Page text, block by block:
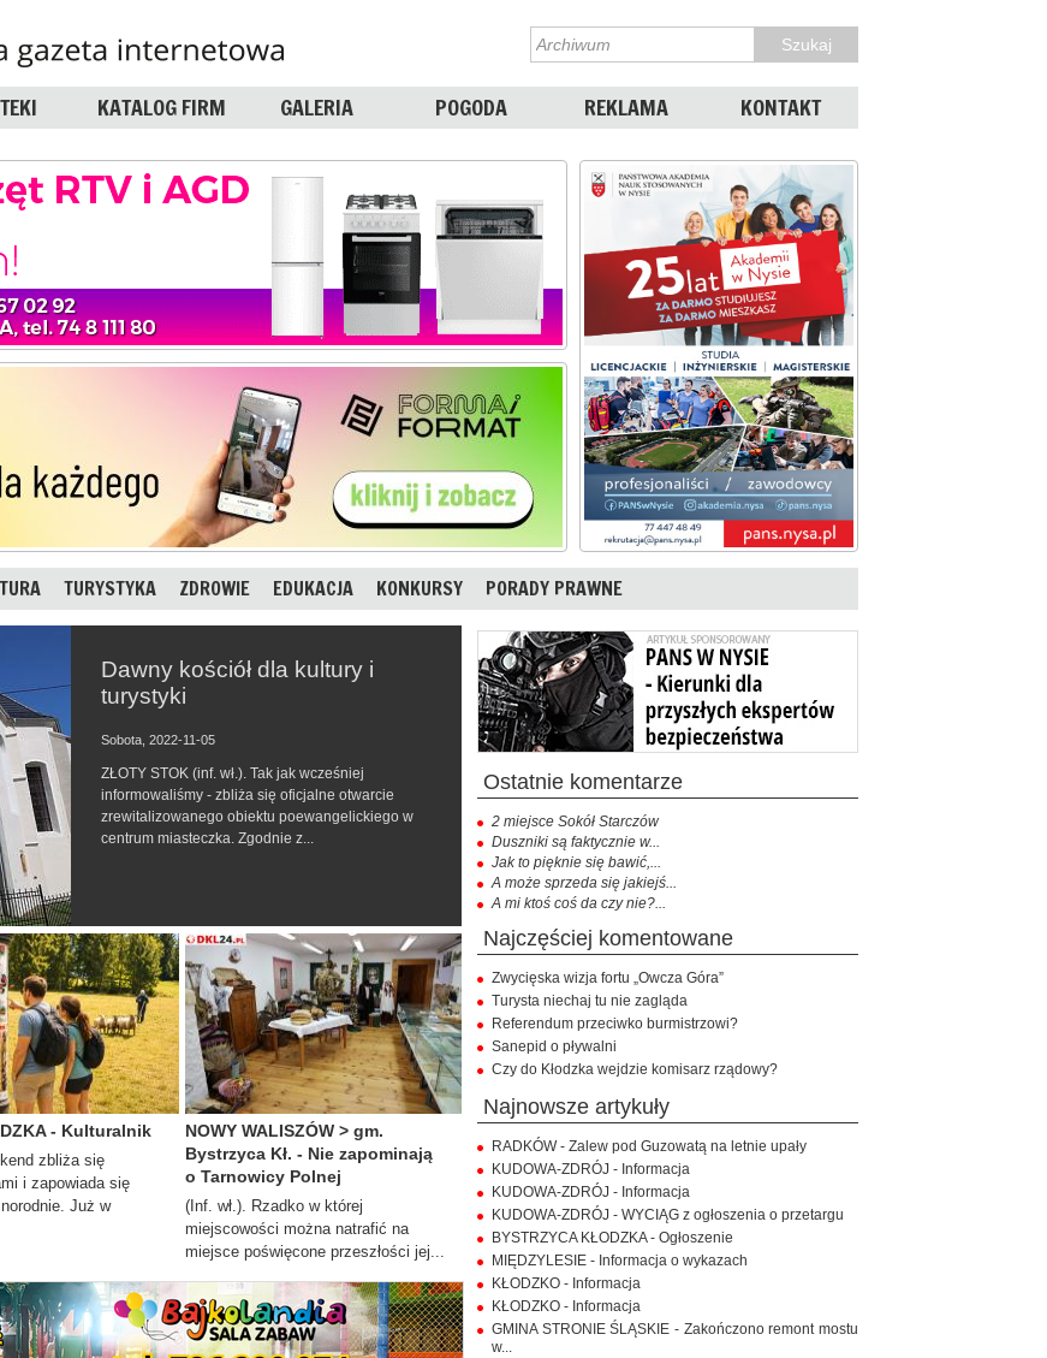
KATALOG FIRM GALERIA POGODA REKLAMA KONTAKT
TURYSTYKA ZDROWIE EDUKACJA KONKURSY PORADY PRAWNE
Dawny kościół dla kultury i
turystyki
Sobota, 2022-11-05
ZŁOTY STOK (inf. wł.). Tak jak wcześniej
informowaliśmy - zbliża się oficjalne otwarcie
zrewitalizowanego obiektu poewangelickiego w
centrum miasteczka. Zgodnie z...
- Kulturalnik
zbliża się
i zapowiada się
Już w
NOWY WALISZÓW > gm.
Bystrzyca Kł. - Nie zapominają
o Tarnowicy Polnej
(Inf. wł.). Rzadko w której
miejscowości można natrafić na
miejsce poświęcone przeszłości jej...
ostatnie komentarze
2 miejsce Sokół Starczów
Duszniki są faktycznie w...
Jak to pięknie się bawić,...
A może sprzeda się jakiejś...
A mi ktoś coś da czy nie?...
najczęściej komentowane
Zwycięska wizja fortu „Owcza Góra”
Turysta niechaj tu nie zagląda
Referendum przeciwko burmistrzowi?
Sanepid o pływalni
Czy do Kłodzka wejdzie komisarz rządowy?
najnowsze artykuły
RADKÓW - Zalew pod Guzowatą na letnie upały
KUDOWA-ZDRÓJ - Informacja
KUDOWA-ZDRÓJ - Informacja
KUDOWA-ZDRÓJ - WYCIĄG z ogłoszenia o przetargu
BYSTRZYCA KŁODZKA - Ogłoszenie
MIĘDZYLESIE - Informacja o wykazach
KŁODZKO - Informacja
KŁODZKO - Informacja
GMINA STRONIE ŚLĄSKIE - Zakończono remont mostu
w...